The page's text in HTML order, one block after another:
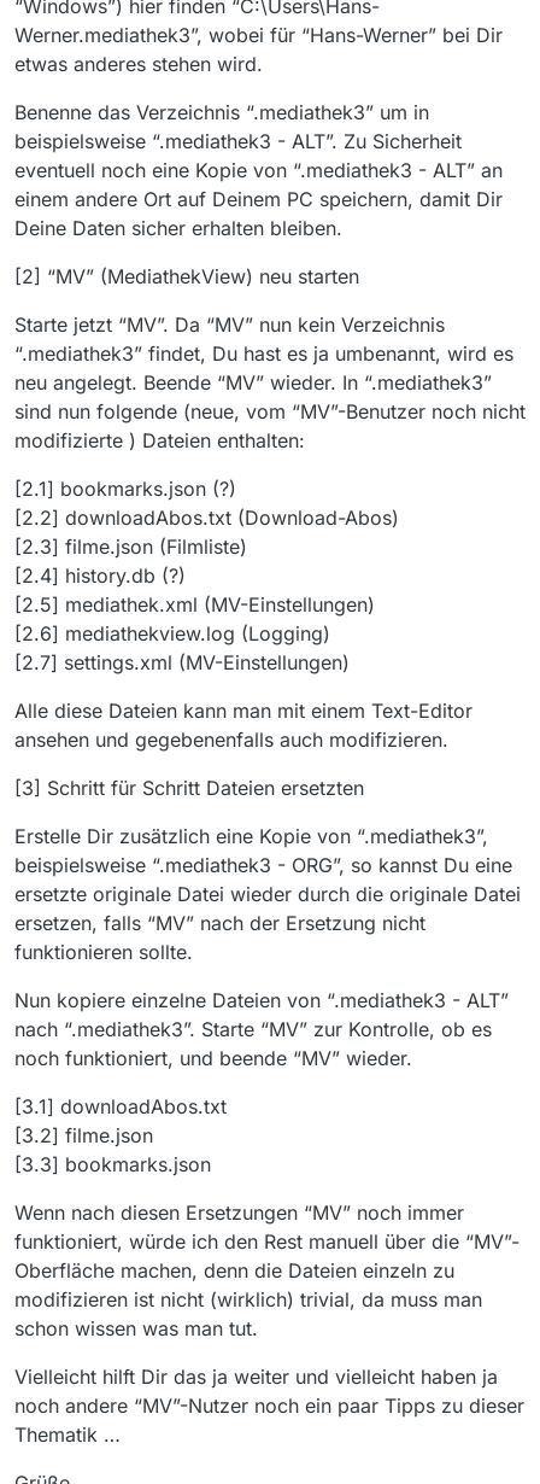
“Windows”) hier finden “C:\Users\Hans-
Werner.mediathek3”, wobei für “Hans-Werner” bei Dir
etwas anderes stehen wird.
Benenne das Verzeichnis “.mediathek3” um in
beispielsweise “.mediathek3 - ALT”. Zu Sicherheit
eventuell noch eine Kopie von “.mediathek3 - ALT” an
einem andere Ort auf Deinem PC speichern, damit Dir
Deine Daten sicher erhalten bleiben.
[2] “MV” (MediathekView) neu starten
Starte jetzt “MV”. Da “MV” nun kein Verzeichnis
“.mediathek3” findet, Du hast es ja umbenannt, wird es
neu angelegt. Beende “MV” wieder. In “.mediathek3”
sind nun folgende (neue, vom “MV”-Benutzer noch nicht
modifizierte ) Dateien enthalten:
[2.1] bookmarks.json (?)
[2.2] downloadAbos.txt (Download-Abos)
[2.3] filme.json (Filmliste)
[2.4] history.db (?)
[2.5] mediathek.xml (MV-Einstellungen)
[2.6] mediathekview.log (Logging)
[2.7] settings.xml (MV-Einstellungen)
Alle diese Dateien kann man mit einem Text-Editor
ansehen und gegebenenfalls auch modifizieren.
[3] Schritt für Schritt Dateien ersetzten
Erstelle Dir zusätzlich eine Kopie von “.mediathek3”,
beispielsweise “.mediathek3 - ORG”, so kannst Du eine
ersetzte originale Datei wieder durch die originale Datei
ersetzen, falls “MV” nach der Ersetzung nicht
funktionieren sollte.
Nun kopiere einzelne Dateien von “.mediathek3 - ALT”
nach “.mediathek3”. Starte “MV” zur Kontrolle, ob es
noch funktioniert, und beende “MV” wieder.
[3.1] downloadAbos.txt
[3.2] filme.json
[3.3] bookmarks.json
Wenn nach diesen Ersetzungen “MV” noch immer
funktioniert, würde ich den Rest manuell über die “MV”-
Oberfläche machen, denn die Dateien einzeln zu
modifizieren ist nicht (wirklich) trivial, da muss man
schon wissen was man tut.
Vielleicht hilft Dir das ja weiter und vielleicht haben ja
noch andere “MV”-Nutzer noch ein paar Tipps zu dieser
Thematik …